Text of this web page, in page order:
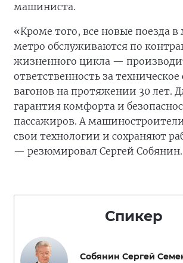
машиниста.
«Кроме того, все новые поезда
метро обслуживаются по
жизненного цикла —
ответственность за техническое
вагонов на протяжении 30 лет.
гарантия комфорта и
пассажиров. А
свои технологии и сохраняют
— резюмировал Сергей Собянин.
Спикер
Собянин Сергей